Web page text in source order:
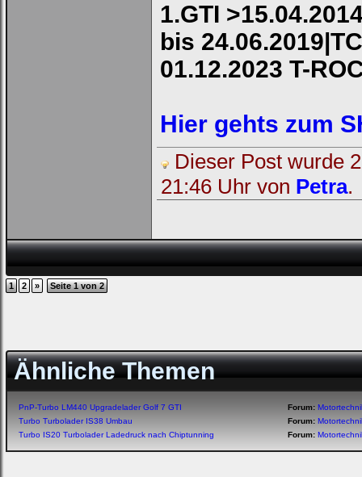
1.GTI
bis
01.12.2023 T-
Hier gehts zum
Dieser Post wurde
21:46 Uhr von Petra.
1 2 » Seite 1 von 2
Ähnliche Themen
PnP-Turbo LM440 Upgradelader Golf 7 GTI Forum:
Turbo Turbolader IS38 Umbau
Forum:
Turbo IS20 Turbolader Ladedruck nach Chiptunning
Forum: